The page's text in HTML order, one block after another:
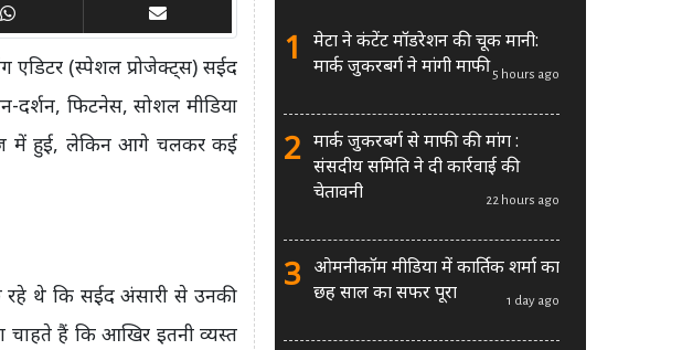
एडिटर (स्पेशल प्रोजेक्ट्स) सईद
दर्शन, फिटनेस, सोशल मीडिया
में हुई, लेकिन आगे चलकर कई
थे कि सईद अंसारी से उनकी
चाहते हैं कि आखिर इतनी व्यस्त
1
मेटा ने कंटेंट मॉडरेशन की चूक मानी:
मार्क जुकरबर्ग ने मांगी माफी 5 hours ago
2 मार्क जुकरबर्ग से माफी की मांग :
संसदीय समिति ने दी कार्रवाई की
चेतावनी
22 hours ago
3 ओमनीकॉम मीडिया में कार्तिक शर्मा का
छह साल का सफर पूरा
1 day ago